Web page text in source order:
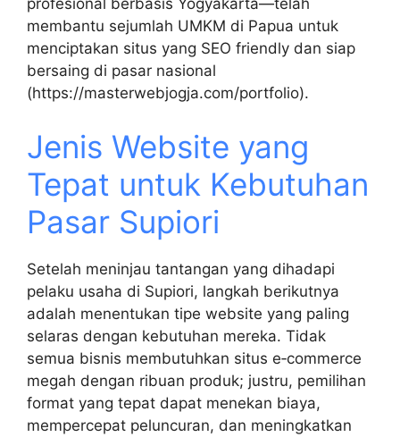
profesional berbasis Yogyakarta—telah
membantu sejumlah UMKM di Papua untuk
menciptakan situs yang SEO friendly dan siap
bersaing di pasar nasional
(https://masterwebjogja.com/portfolio).
Jenis Website yang
Tepat untuk Kebutuhan
Pasar Supiori
Setelah meninjau tantangan yang dihadapi
pelaku usaha di Supiori, langkah berikutnya
adalah menentukan tipe website yang paling
selaras dengan kebutuhan mereka. Tidak
semua bisnis membutuhkan situs e‑commerce
megah dengan ribuan produk; justru, pemilihan
format yang tepat dapat menekan biaya,
mempercepat peluncuran, dan meningkatkan